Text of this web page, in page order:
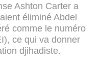
Ashton Carter a
éliminé Abdel
comme le numéro
ce qui va donner
djihadiste.